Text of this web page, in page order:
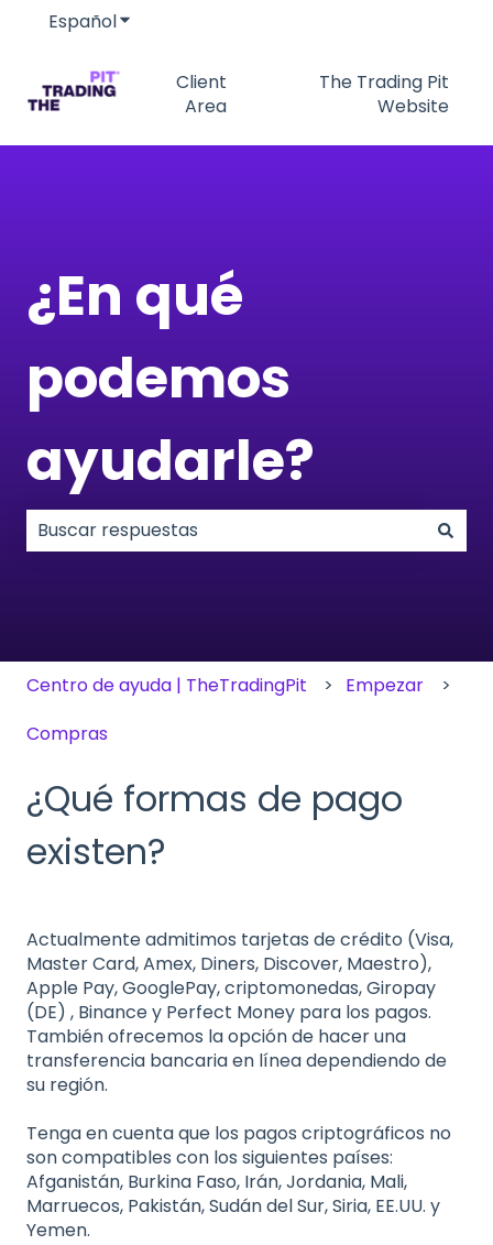
EspañolTraducciones de Mostrar submenú de
Client
Area
The Trading Pit
Website
¿En qué
podemos
ayudarle?
Centro de ayuda | TheTradingPit
Empezar
Compras
¿Qué formas de pago
existen?
Actualmente admitimos tarjetas de crédito (Visa,
Master Card, Amex, Diners, Discover, Maestro),
Apple Pay, GooglePay, criptomonedas, Giropay
(DE) , Binance y Perfect Money para los pagos.
También ofrecemos la opción de hacer una
transferencia bancaria en línea dependiendo de
su región.
Tenga en cuenta que los pagos criptográficos no
son compatibles con los siguientes países:
Afganistán, Burkina Faso, Irán, Jordania, Mali,
Marruecos, Pakistán, Sudán del Sur, Siria, EE.UU. y
Yemen.